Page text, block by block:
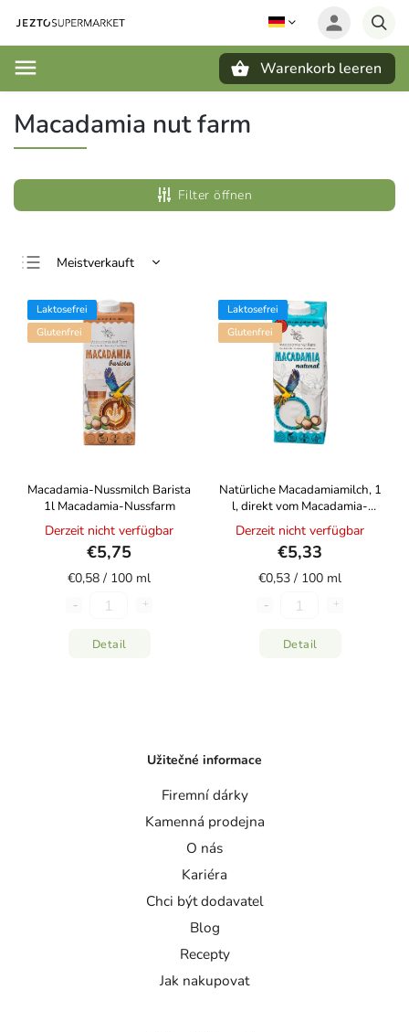
Warenkorb leeren
Macadamia nut farm
Filter öffnen
Meistverkauft
Teuerste
Alphabetisch
Laktosefrei
Glutenfrei
Macadamia-Nussmilch Barista
1l Macadamia-Nussfarm
Derzeit nicht verfügbar
€5,75
€0,58 / 100 ml
Detail
Laktosefrei
Glutenfrei
Natürliche Macadamiamilch, 1
l, direkt vom Macadamia-
Bauernhof
Derzeit nicht verfügbar
€5,33
€0,53 / 100 ml
Detail
Užitečné informace
Firemní dárky
Kamenná prodejna
O nás
Kariéra
Chci být dodavatel
Blog
Recepty
Jak nakupovat